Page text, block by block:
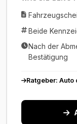
Beide
Nach der
Bestätigung
Ratgeber: